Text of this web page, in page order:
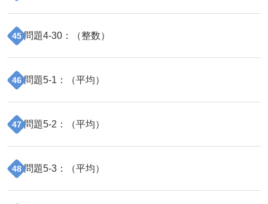
45 問題4-30 ：（整数）
46 問題5-1 ：（平均）
47 問題5-2 ：（平均）
48 問題5-3 ：（平均）